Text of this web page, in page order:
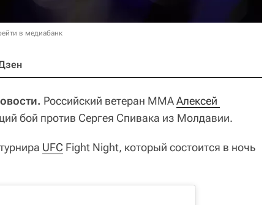
в медиабанк
Российский ветеран ММААлексей
бой против Сергея Спивака из Молдавии.
UFC Fight Night, который состоится в ночь